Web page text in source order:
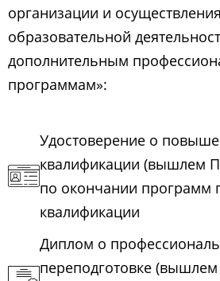
организации и осуществления
образовательной
дополнительным
программам»:
Удостоверение о
квалификации (вышлем
по окончании программ
квалификации
Диплом о
переподготовке